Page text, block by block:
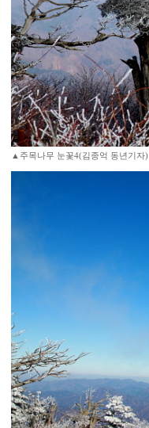
▲주목나무 눈꽃4(김종억 동년기자)